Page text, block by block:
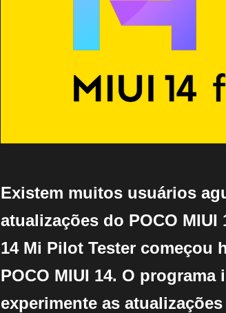
Existem muitos usuários
atualizações do POCO MIUI
14 Mi Pilot Tester começou
POCO MIUI 14. O
experimente as